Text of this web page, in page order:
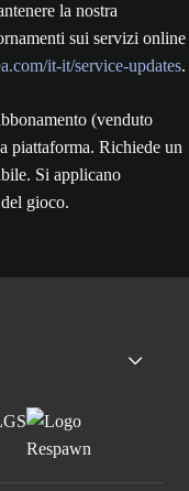
la nostra
sui servizi online
it-it/service-updates.
(venduto
piattaforma. Richiede un
Si applicano
gioco.